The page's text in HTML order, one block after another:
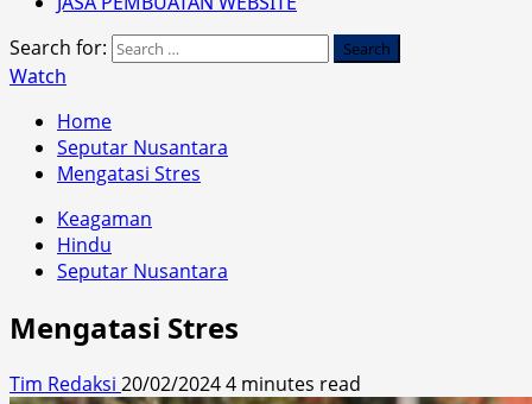
Search for:
Watch
Home
Seputar Nusantara
Mengatasi Stres
Keagaman
Hindu
Seputar Nusantara
Mengatasi Stres
Tim Redaksi 20/02/20244 minutes read